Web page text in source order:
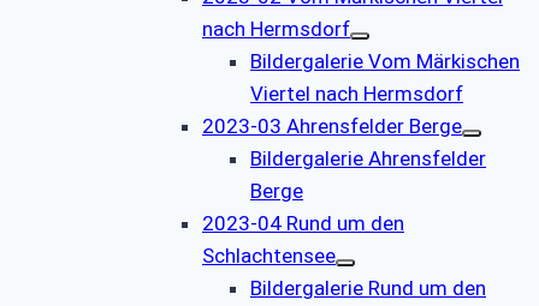
nach Hermsdorf
Bildergalerie Vom Märkischen
Viertel nach Hermsdorf
2023-03 Ahrensfelder Berge
Bildergalerie Ahrensfelder
Berge
2023-04 Rund um den
Schlachtensee
Bildergalerie Rund um den